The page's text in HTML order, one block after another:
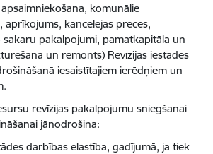
komunālie
aprīkojums, kancelejas preces,
pakalpojumi, pamatkapitāla un
un remonts) Revīzijas iestādes
iesaistītajiem ierēdņiem un
revīzijas pakalpojumu sniegšanai
jānodrošina:
darbības elastība, gadījumā, ja tiek